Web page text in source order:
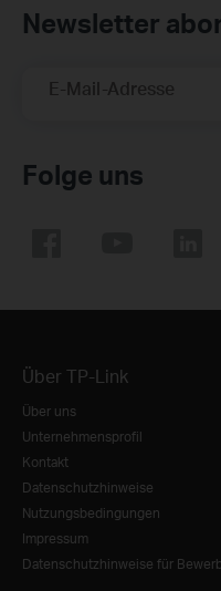
Newsletter
E-Mail-Adresse
Folge uns
Über TP-Link
Über uns
Unternehmensprofil
Kontakt
Datenschutzhinweise
Nutzungsbedingungen
Impressum
Datenschutzhinweise für